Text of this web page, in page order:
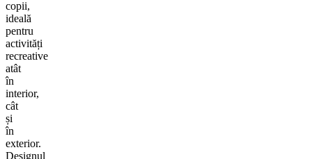
copii,
ideală
pentru
activități
recreative
atât
în
interior,
cât
și
în
exterior.
Designul